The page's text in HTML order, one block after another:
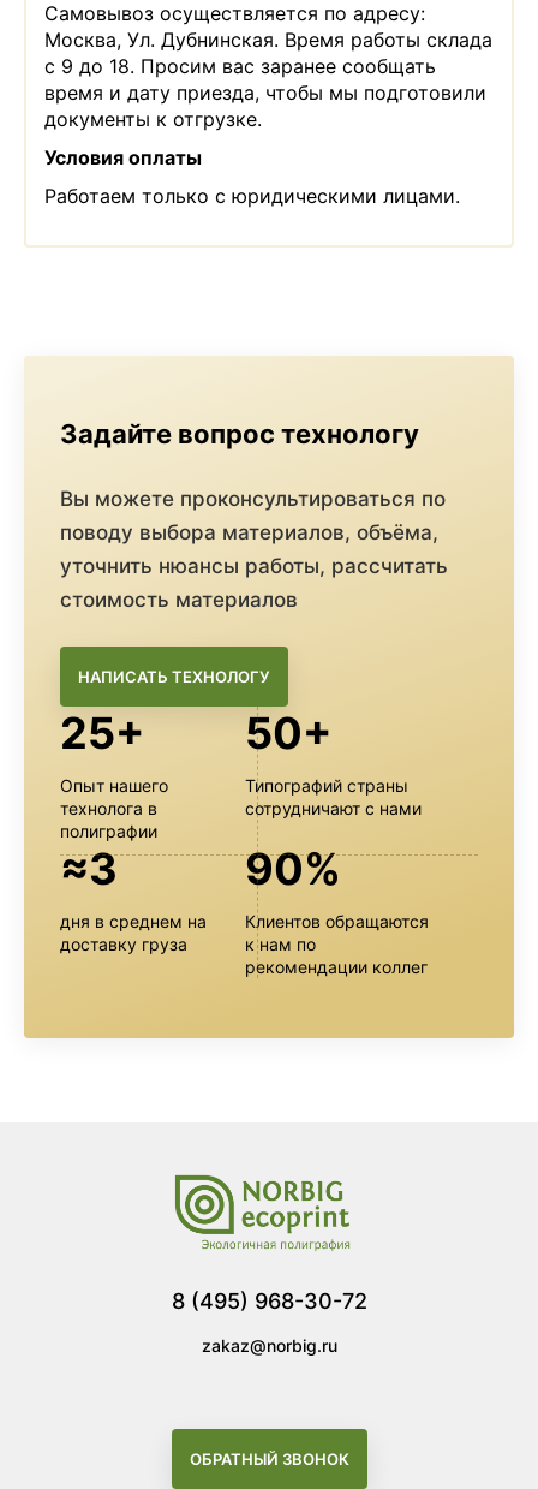
Самовывоз осуществляется по адресу:
Москва, Ул. Дубнинская. Время работы склада
с 9 до 18. Просим вас заранее сообщать
время и дату приезда, чтобы мы подготовили
документы к отгрузке.
Условия оплаты
Работаем только с юридическими лицами.
Задайте вопрос технологу
Вы можете проконсультироваться по
поводу выбора материалов, объёма,
уточнить нюансы работы, рассчитать
стоимость материалов
НАПИСАТЬ ТЕХНОЛОГУ
25+
Опыт нашего
технолога в
полиграфии
50+
Типографий страны
сотрудничают с нами
≈3
дня в среднем на
доставку груза
90%
Клиентов обращаются
к нам по
рекомендации коллег
8 (495) 968-30-72
zakaz@norbig.ru
ОБРАТНЫЙ ЗВОНОК